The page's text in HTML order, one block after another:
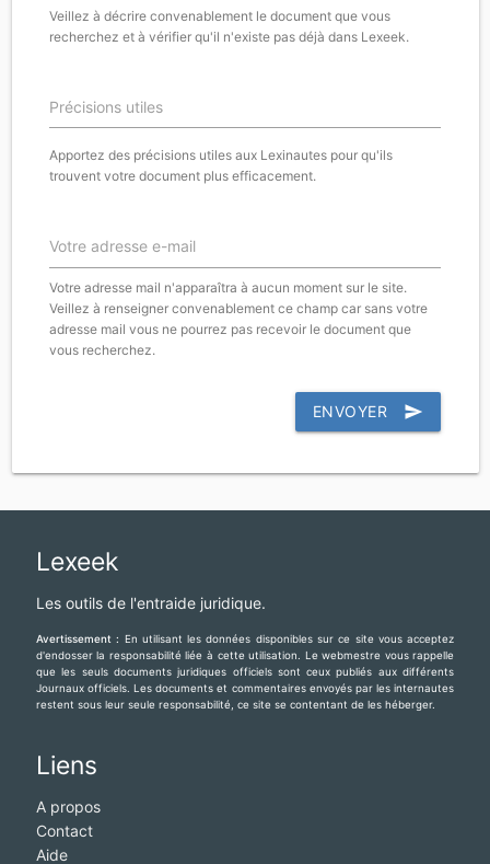
Veillez à décrire convenablement le document que vous
recherchez et à vérifier qu'il n'existe pas déjà dans Lexeek.
Précisions utiles
Apportez des précisions utiles aux Lexinautes pour qu'ils
trouvent votre document plus efficacement.
Votre adresse e-mail
Votre adresse mail n'apparaîtra à aucun moment sur le site.
Veillez à renseigner convenablement ce champ car sans votre
adresse mail vous ne pourrez pas recevoir le document que
vous recherchez.
ENVOYER send
Lexeek
Les outils de l'entraide juridique.
Avertissement : En utilisant les données disponibles sur ce site vous acceptez
d'endosser la responsabilité liée à cette utilisation. Le webmestre vous rappelle
que les seuls documents juridiques officiels sont ceux publiés aux différents
Journaux officiels. Les documents et commentaires envoyés par les internautes
restent sous leur seule responsabilité, ce site se contentant de les héberger.
Liens
A propos
Contact
Aide